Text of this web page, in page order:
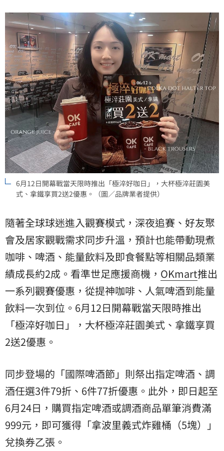
6月12日開幕戰當天限時推出「極淬好咖日」，大杯極淬莊園美
式、拿鐵享買2送2優惠。（圖／品牌業者提供）
隨著全球球迷進入觀賽模式，深夜追賽、好友聚
會及居家觀戰需求同步升溫，預計也能帶動現煮
咖啡、啤酒、能量飲料及即食餐點等相關品類業
績成長約2成。看準世足應援商機， OKmart推出
一系列觀賽優惠，從提神咖啡、人氣啤酒到能量
飲料一次到位。6月12日開幕戰當天限時推出
「極淬好咖日」，大杯極淬莊園美式、拿鐵享買
2送2優惠。
同步登場的「國際啤酒節」則祭出指定啤酒、調
酒任選3件79折、6件77折優惠。此外，即日起至
6月24日，購買指定啤酒或調酒商品單筆消費滿
999元，即可獲得「拿波里義式炸雞桶（5塊）」
兌換券乙張。